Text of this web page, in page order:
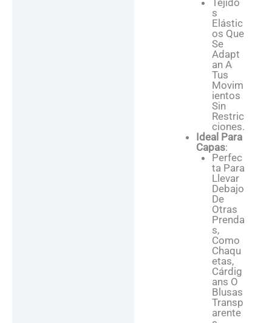
Tejido
S
Elástic
Os Que
Se
Adapt
An A
Tus
Movim
Ientos
Sin
Restric
Ciones.
Ideal Para
Capas:
Perfec
Ta Para
Llevar
Debajo
De
Otras
Prenda
S,
Como
Chaqu
Etas,
Cárdig
Ans O
Blusas
Transp
Arente